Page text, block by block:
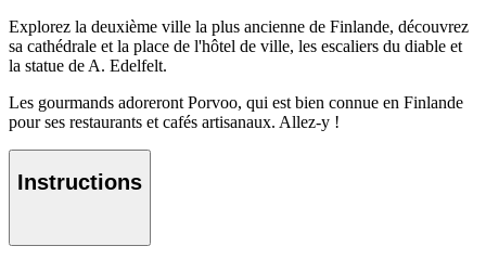
Explorez la deuxième ville la plus ancienne de Finlande, découvrez
sa cathédrale et la place de l'hôtel de ville, les escaliers du diable et
la statue de A. Edelfelt.
Les gourmands adoreront Porvoo, qui est bien connue en Finlande
pour ses restaurants et cafés artisanaux. Allez-y !
Instructions